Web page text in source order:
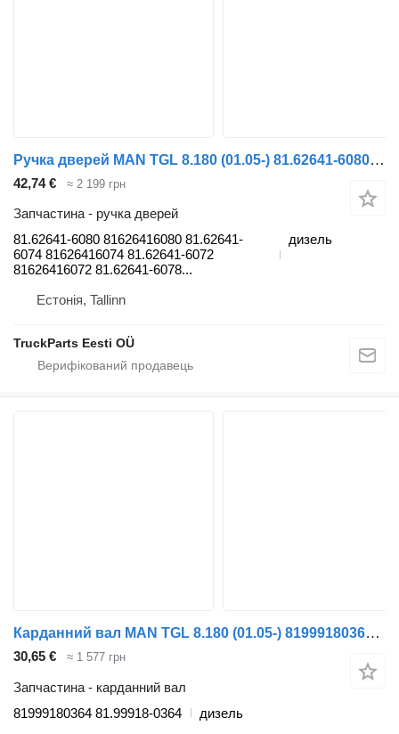
Ручка дверей MAN TGL 8.180 (01.05-) 81.62641-6080 до тягача MAN TGL, TGM, TGS, TGX (2005-2021)
42,74 € ≈ 2 199 грн
Запчастина - ручка дверей
81.62641-6080 81626416080 81.62641-
6074 81626416074 81.62641-6072
81626416072 81.62641-6078...
дизель
Естонія, Tallinn
TruckParts Eesti OÜ
Карданний вал MAN TGL 8.180 (01.05-) 81999180364 до тягача MAN TGL, TGM, TGS, TGX (2005-2021)
30,65 € ≈ 1 577 грн
Запчастина - карданний вал
81999180364 81.99918-0364
дизель